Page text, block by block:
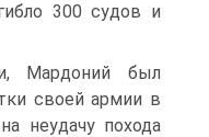
300 судов и
Мардоний был
своей армии в
неудачу похода